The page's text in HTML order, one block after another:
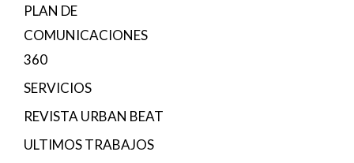
PLAN DE
COMUNICACIONES
360
SERVICIOS
REVISTA URBAN BEAT
ULTIMOS TRABAJOS